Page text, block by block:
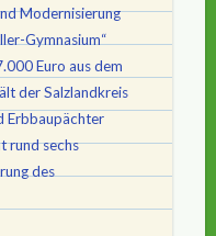
Modernisierung
Gymnasium“
Euro aus dem
der Salzlandkreis
Erbbaupächter
rund sechs
des